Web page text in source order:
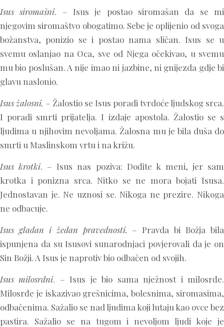
Isus siromašni. – Isus je postao siromašan da se mi
njegovim siromaštvo obogatimo. Sebe je oplijenio od svoga
božanstva, ponizio se i postao nama sličan. Isus se u
svemu oslanjao na Oca, sve od Njega očekivao, u svemu
mu bio poslušan. A nije imao ni jazbine, ni gnijezda gdje bi
glavu naslonio.
Isus žalosni. – Žalostio se Isus poradi tvrdoće ljudskog srca.
I poradi smrti prijatelja. I izdaje apostola. Žalostio se s
ljudima u njihovim nevoljama. Žalosna mu je bila duša do
smrti u Maslinskom vrtu i na križu.
Isus krotki. – Isus nas poziva: Dođite k meni, jer sam
krotka i ponizna srca. Nitko se ne mora bojati Isusa.
Jednostavan je. Ne uznosi se. Nikoga ne prezire. Nikoga
ne odbacuje.
Isus gladan i žedan pravednosti. – Pravda bi Božja bila
ispunjena da su Isusovi sunarodnjaci povjerovali da je on
Sin Božji. A Isus je naprotiv bio odbačen od svojih.
Isus milosrdni. – Isus je bio sama nježnost i milosrđe.
Milosrđe je iskazivao grešnicima, bolesnima, siromasima,
odbačenima. Sažalio se nad ljudima koji lutaju kao ovce bez
pastira. Sažalio se na tugom i nevoljom ljudi koje je